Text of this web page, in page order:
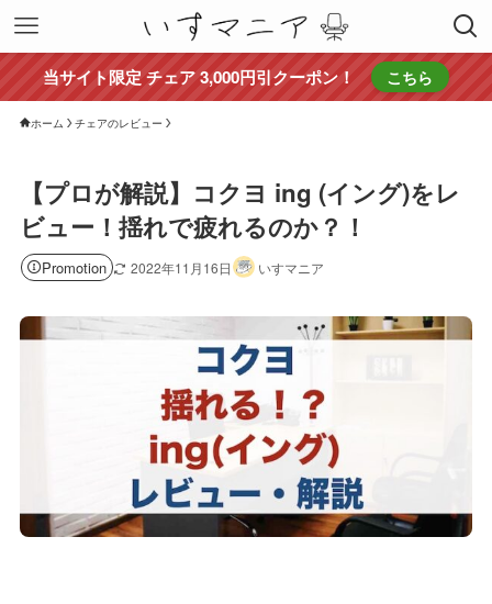
当サイト限定 チェア 3,000円引クーポン！ こちら
ホーム チェアのレビュー
【プロが解説】コクヨ ing (イング)をレ
ビュー！揺れで疲れるのか？！
Promotion 2022年11月16日 いすマニア